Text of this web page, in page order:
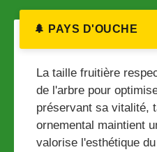
🌲 PAYS D'OUCHE
La taille fruitière
de l'arbre pour
préservant sa vitalité,
ornemental maintient
valorise l'esthétique